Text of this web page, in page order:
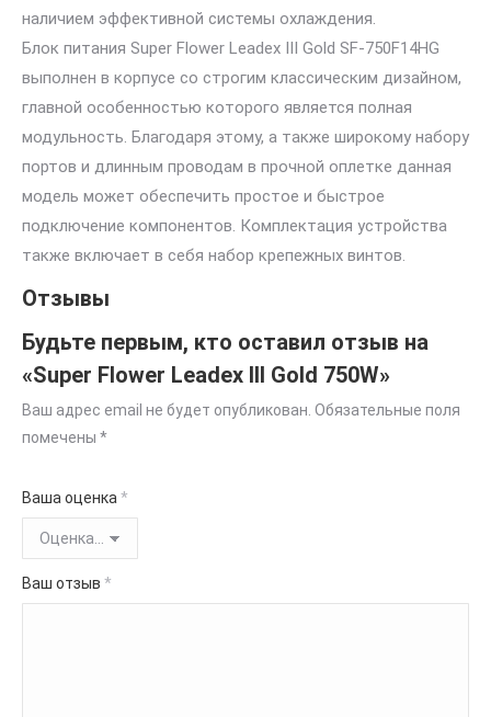
наличием эффективной системы охлаждения.
Блок питания Super Flower Leadex III Gold SF-750F14HG
выполнен в корпусе со строгим классическим дизайном,
главной особенностью которого является полная
модульность. Благодаря этому, а также широкому набору
портов и длинным проводам в прочной оплетке данная
модель может обеспечить простое и быстрое
подключение компонентов. Комплектация устройства
также включает в себя набор крепежных винтов.
Отзывы
Будьте первым, кто оставил отзыв на
«Super Flower Leadex III Gold 750W»
Ваш адрес email не будет опубликован. Обязательные поля
помечены *
Ваша оценка *
Ваш отзыв *